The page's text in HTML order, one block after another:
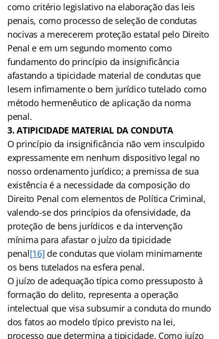
como critério legislativo na elaboração das leis
penais, como processo de seleção de condutas
nocivas a merecerem proteção estatal pelo Direito
Penal e em um segundo momento como
fundamento do princípio da insignificância
afastando a tipicidade material de condutas que
lesem infimamente o bem jurídico tutelado como
método hermenêutico de aplicação da norma
penal.
3. ATIPICIDADE MATERIAL DA CONDUTA
O princípio da insignificância não vem insculpido
expressamente em nenhum dispositivo legal no
nosso ordenamento jurídico; a premissa de sua
existência é a necessidade da composição do
Direito Penal com elementos de Política Criminal,
valendo-se dos princípios da ofensividade, da
proteção de bens jurídicos e da intervenção
mínima para afastar o juízo da tipicidade
penal[16] de condutas que violam minimamente
os bens tutelados na esfera penal.
O juízo de adequação típica como pressuposto à
formação do delito, representa a operação
intelectual que visa subsumir a conduta do mundo
dos fatos ao modelo típico previsto na lei,
processo que determina a tipicidade. Como juízo